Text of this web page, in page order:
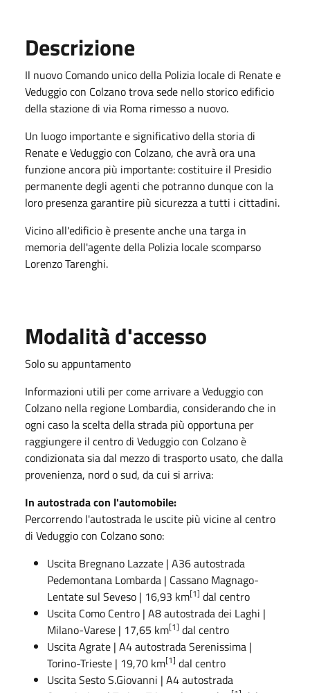
Descrizione
Il nuovo Comando unico della Polizia locale di Renate e
Veduggio con Colzano trova sede nello storico edificio
della stazione di via Roma rimesso a nuovo.
Un luogo importante e significativo della storia di
Renate e Veduggio con Colzano, che avrà ora una
funzione ancora più importante: costituire il Presidio
permanente degli agenti che potranno dunque con la
loro presenza garantire più sicurezza a tutti i cittadini.
Vicino all'edificio è presente anche una targa in
memoria dell'agente della Polizia locale scomparso
Lorenzo Tarenghi.
Modalità d'accesso
Solo su appuntamento
Informazioni utili per come arrivare a Veduggio con
Colzano nella regione Lombardia, considerando che in
ogni caso la scelta della strada più opportuna per
raggiungere il centro di Veduggio con Colzano è
condizionata sia dal mezzo di trasporto usato, che dalla
provenienza, nord o sud, da cui si arriva:
In autostrada con l'automobile:
Percorrendo l'autostrada le uscite più vicine al centro
di Veduggio con Colzano sono:
Uscita Bregnano Lazzate | A36autostrada
Pedemontana Lombarda | Cassano Magnago-
Lentate sul Seveso | 16,93 km[1] dal centro
Uscita Como Centro | A8autostrada dei Laghi |
Milano-Varese | 17,65 km[1] dal centro
UscitaAgrate | A4autostrada Serenissima |
Torino-Trieste | 19,70 km[1] dal centro
UscitaSesto S.Giovanni | A4autostrada